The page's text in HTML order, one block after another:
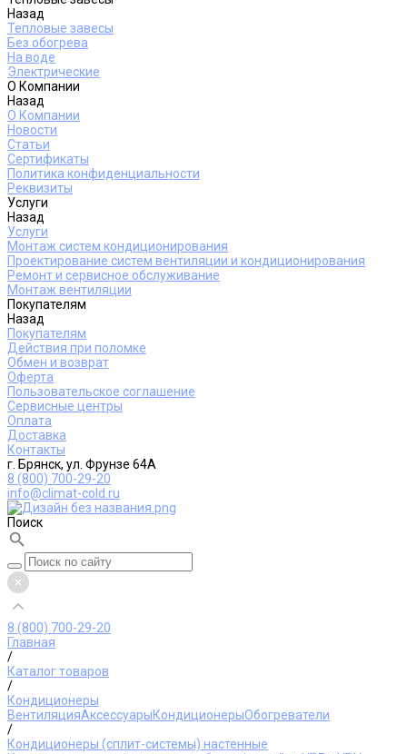
Назад
Тепловые завесы
Без обогрева
На воде
Электрические
О Компании
Назад
О Компании
Новости
Статьи
Сертификаты
Политика конфиденциальности
Реквизиты
Услуги
Назад
Услуги
Монтаж систем кондиционирования
Проектирование систем вентиляции и кондиционирования
Ремонт и сервисное обслуживание
Монтаж вентиляции
Покупателям
Назад
Покупателям
Действия при поломке
Обмен и возврат
Оферта
Пользовательское соглашение
Сервисные центры
Оплата
Доставка
Контакты
г. Брянск, ул. Фрунзе 64А
8 (800) 700-29-20
info@climat-cold.ru
Поиск
8 (800) 700-29-20
Главная
/
Каталог товаров
/
Кондиционеры
ВентиляцияАксессуарыКондиционерыОбогреватели
/
Кондиционеры (сплит-системы) настенные